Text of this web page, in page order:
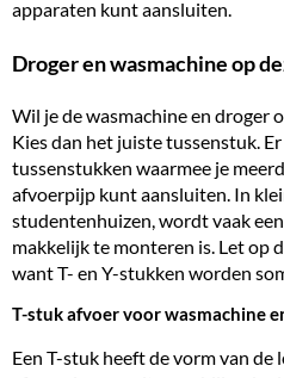
apparaten kunt aansluiten.
Droger en wasmachine op
Wil je de wasmachine en droger
Kies dan het juiste tussenstuk.
tussenstukken waarmee je
afvoerpijp kunt aansluiten. In
studentenhuizen, wordt vaak
makkelijk te monteren is. Let op
want T- en Y-stukken worden
T-stuk afvoer voor wasmachine
Een T-stuk heeft de vorm van de